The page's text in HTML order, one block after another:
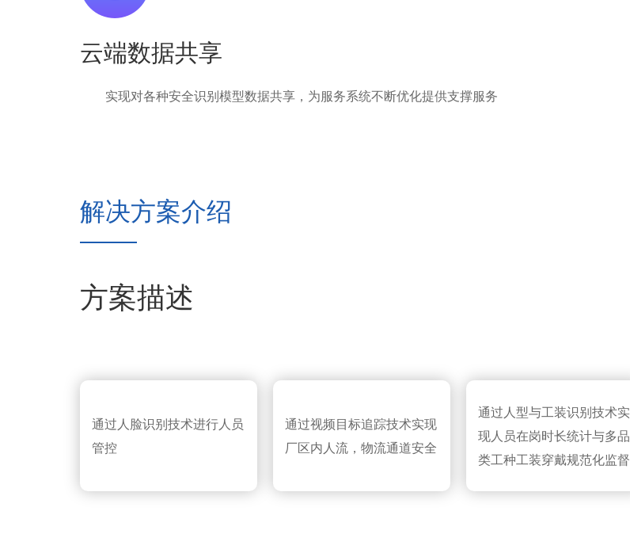
云端数据共享
实现对各种安全识别模型数据共享，为服务系统不断优化提供支撑服务
解决方案介绍
方案描述
通过人脸识别技术进行人员
管控
通过视频目标追踪技术实现
厂区内人流，物流通道安全
通过人型与工装识别技术实
现人员在岗时长统计与多品
类工种工装穿戴规范化监督